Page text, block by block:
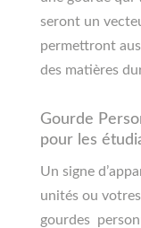
seront un
permettront
des matières
Gourde
pour les
Un signe
unités ou
gourdes